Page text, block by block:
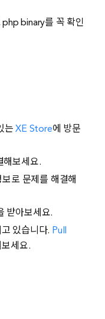
php binary를 꼭 확인
는XE Store에 방문
해보세요.
로 문제를 해결해
받아보세요.
있습니다. Pull
세요.